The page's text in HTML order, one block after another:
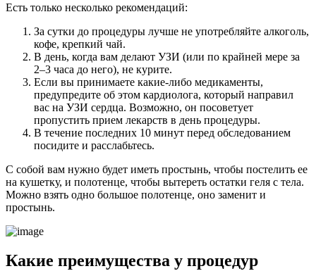
Есть только несколько рекомендаций:
За сутки до процедуры лучше не употребляйте алкоголь,
кофе, крепкий чай.
В день, когда вам делают УЗИ (или по крайней мере за
2–3 часа до него), не курите.
Если вы принимаете какие-либо медикаменты,
предупредите об этом кардиолога, который направил
вас на УЗИ сердца. Возможно, он посоветует
пропустить прием лекарств в день процедуры.
В течение последних 10 минут перед обследованием
посидите и расслабьтесь.
С собой вам нужно будет иметь простынь, чтобы постелить ее
на кушетку, и полотенце, чтобы вытереть остатки геля с тела.
Можно взять одно большое полотенце, оно заменит и
простынь.
Какие преимущества у процедур